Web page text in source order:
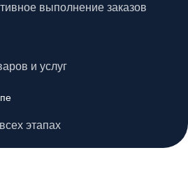
выполнение заказов
и услуг
этапах